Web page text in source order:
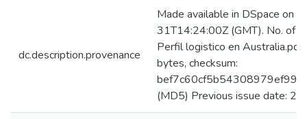
dc.description.provenance
Made available in DSpace on
31T14:24:00Z (GMT). No. of
Perfil logistico en
bytes, checksum:
(MD5) Previous issue date: